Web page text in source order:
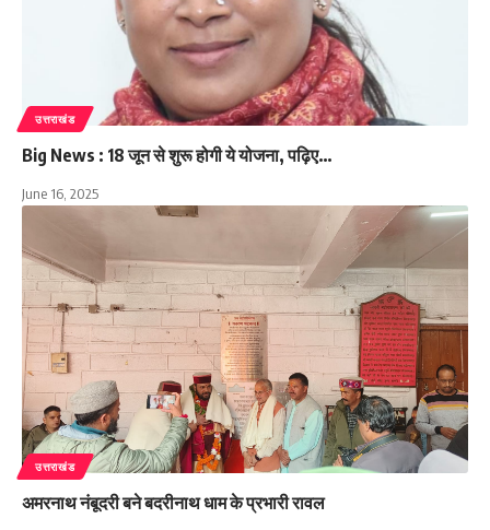
उत्तराखंड
Big News : 18 जून से शुरू होगी ये योजना, पढ़िए…
June 16, 2025
उत्तराखंड
अमरनाथ नंबूदरी बने बदरीनाथ धाम के प्रभारी रावल